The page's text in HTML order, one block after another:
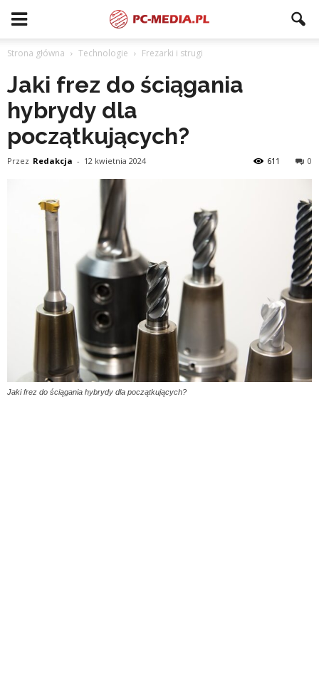
Strona główna Technologie Frezarki i strugi
Jaki frez do ściągania
hybrydy dla
początkujących?
Przez Redakcja - 12 kwietnia 2024 0
611
Jaki frez do ściągania hybrydy dla początkujących?